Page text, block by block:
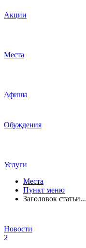
Акции
Места
Афиша
Обуждения
Услуги
Места
Пункт меню
Заголовок статьи...
Новости
2